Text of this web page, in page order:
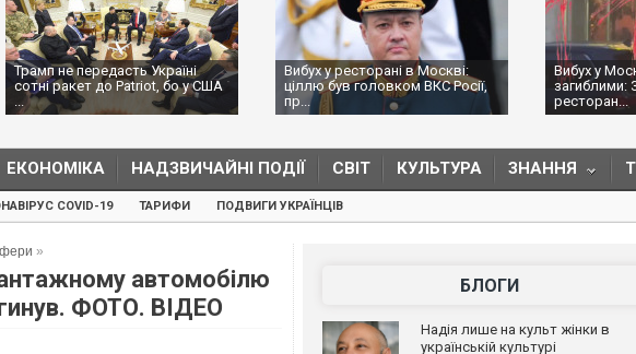
не передасть Україні
ракет до Patriot, бо у США
Вибух у ресторані в Москві:
ціллю був головком ВКС Росії,
пр...
Вибух у
загиблими:
ресторан...
ЕКОНОМІКА НАДЗВИЧАЙНІ ПОДІЇ СВІТ КУЛЬТУРА ЗНАННЯ
COVID-19 ТАРИФИ ПОДВИГИ УКРАЇНЦІВ
»
автомобілю
ФОТО. ВІДЕО
БЛОГИ
Надія лише на культ жінки в
українській культурі